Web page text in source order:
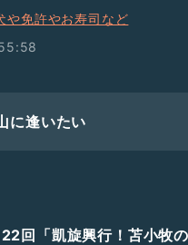
や免許やお寿司など
に逢いたい
回「凱旋興行！苫小牧